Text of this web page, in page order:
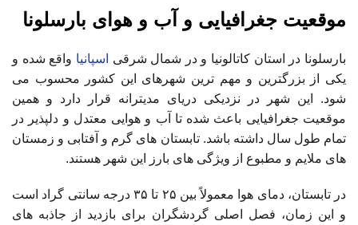
موقعیت جغرافیایی و آب و هوای بارسلونا
بارسلونا در استان کاتالونیا و در شمال شرقی اسپانیا واقع شده و
یکی از بزرگترین و مهم ترین شهرهای این کشور محسوب می
شود. این شهر در نزدیکی دریای مدیترانه قرار دارد و همین
موقعیت جغرافیایی باعث شده تا آب و هوایی معتدل و دلپذیر در
تمام طول سال داشته باشد. تابستان های گرم و آفتابی و زمستان
های ملایم و مطبوع از ویژگی های بارز این شهر هستند.
در تابستان، دمای هوا معمولاً بین ۲۵ تا ۳۵ درجه سانتی گراد است
و این زمان، فصل اصلی گردشگران برای بازدید از جاذبه های